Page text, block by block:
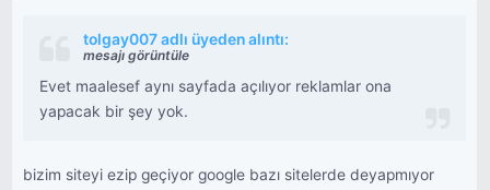
tolgay007 adlı üyeden alıntı:
mesajı görüntüle
Evet maalesef aynı sayfada açılıyor reklamlar ona
yapacak bir şey yok.
bizim siteyi ezip geçiyor google bazı sitelerde deyapmıyor